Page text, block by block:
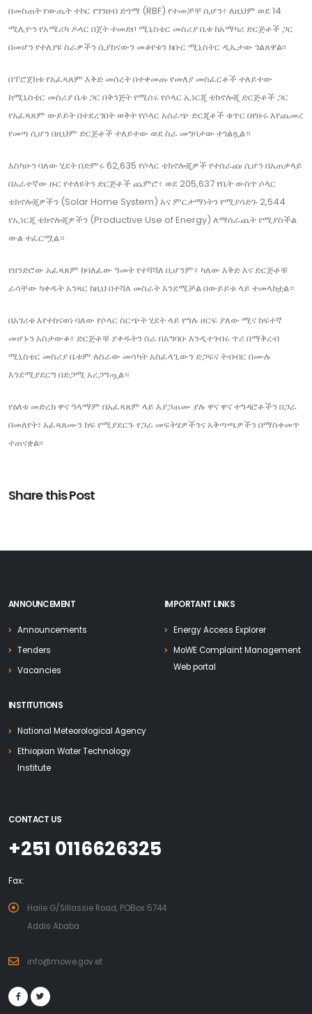
በመስጠት የውጤት ተኮር የገንዘብ ድጎማ (RBF) የተመቻቸ ሲሆን፥ ለዚህም ወደ 14
ሚሊዮን የአሜሪካ ዶላር በጀት ተመድቦ ሚኒስቴር መስሪያ ቤቱ ከአማካሪ ድርጅቶች ጋር
በመሆን የተለያዩ ስራዎችን ሲያከናውን መቆየቱን ክቡር ሚኒስትር ዲኤታው ገልጸዋል፡፡
በፕሮጀክቱ የአፈጻጸም እቅድ መሰረት በተቀመጡ የመለያ መስፈርቶች ተለይተው
ከሚኒስቴር መስሪያ ቤቱ ጋር በቅንጅት የሚሰሩ የሶላር ኢነርጂ ቴክኖሎጂ ድርጅቶች ጋር
የአፈጻጸም ውይይት በተደረገበት ወቅት የሶላር አሰራጭ ድርጂቶች ቁጥር በየዙሩ እየጨመረ
የመጣ ሲሆን በዚህም ድርጅቶች ተለይተው ወደ ስራ መግባታው ተገልጿል።
እስካሁን ባለው ሂደት በድምሩ 62,635 የሶላር ቴክኖሎጂዎች የተሰራጩ ሲሆን በአጠቃላይ
በአራተኛው ዙር የተለዩትን ድርጅቶች ጨምሮ፥ ወደ 205,637 የቤት ውስጥ ሶላር
ቴክኖሎጂዎችን (Solar Home System) እና ምርታማነትን የሚያሳድጉ 2,544
የኢነርጂ ቴክኖሎጂዎችን (Productive Use of Energy) ለማሰራጨት የሚያስችል
ውል ተፈርሟል።
የዘንድሮው አፈጻጸም ከባለፈው ዓመት የተሻሻለ ቢሆንም፥ ካለው እቅድ እና ድርጅቶቹ
ራሳቸው ካቀዱት አንጻር ከዚህ በተሻለ መስራት እንደሚቻል በውይይቱ ላይ ተመላክቷል።
በአገሪቱ እየተከናወነ ባለው የሶላር ስርጭት ሂደት ላይ የግሉ ዘርፍ ያለው ሚና ከፍተኛ
መሆኑን አስታውቆ፥ ድርጅቶቹ ያቀዱትን ስራ በአግባቡ እንዲተገብሩ ጥሪ በማቅረብ
ሚኒስቴር መስሪያ ቤቱም ለስራው መሳካት አስፈላጊውን ድጋፍና ትብብር በሙሉ
እንደሚያደርግ በድጋሚ አረጋግጧል።
የዕለቱ መድረክ ዋና ዓላማም በአፈጻጸም ላይ እያጋጠሙ ያሉ ዋና ዋና ተግዳሮቶችን በጋራ
በመለየት፣ አፈጻጸሙን ከፍ የሚያደርጉ የጋራ መፍትሄዎችንና አቅጣጫዎችን በማስቀመጥ
ተጠናቋል፡፡
Share this Post
ANNOUNCEMENT
Announcements
Tenders
Vacancies
IMPORTANT LINKS
Energy Access Explorer
MoWE Complaint Management
Web portal
INSTITUTIONS
National Meteorological Agency
Ethiopian Water Technology
Institute
CONTACT US
+251 0116626325
Fax:
Haile G/Sillassie Road, POBox 5744
Addis Ababa
info@mowe.gov.et